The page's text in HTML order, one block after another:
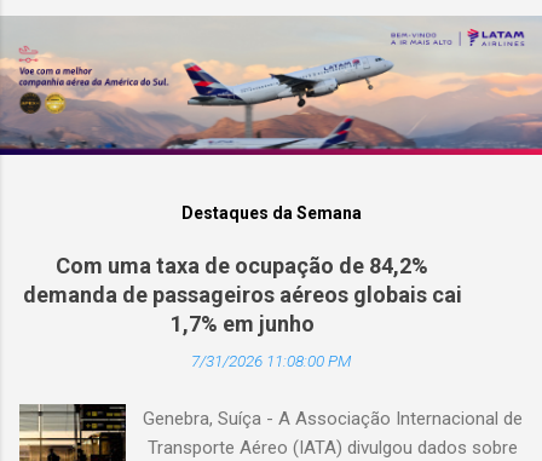
Destaques da Semana
Com uma taxa de ocupação de 84,2%
demanda de passageiros aéreos globais cai
1,7% em junho
7/31/2026 11:08:00 PM
Genebra, Suíça - A Associação Internacional de
Transporte Aéreo (IATA) divulgou dados sobre